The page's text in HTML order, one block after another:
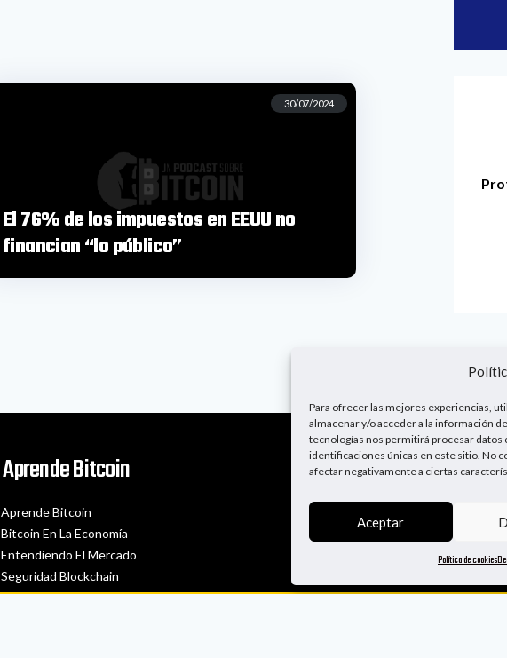
Para ofrecer las mejores experiencias,
almacenar y/o acceder a la información
tecnologías nos permitirá procesar
identificaciones únicas en este sitio. No
afectar negativamente a ciertas
Aceptar
Política de cookies
30/07/2024
El 76% de los impuestos en EEUU no
financian “lo público”
Aprende Bitcoin
Aprende Bitcoin
Bitcoin En La Economía
Entendiendo El Mercado
Seguridad Blockchain
¡Sígueme!